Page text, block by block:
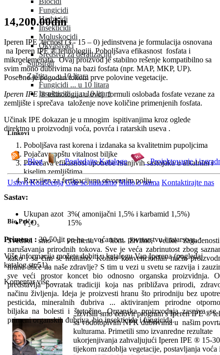
Fungicidi
Herbicidi
Insekticidi
Moluskocidi
Okvašivači
Sredstva za deratizaciju
Supstrati
Zaštita ... u 10 litara
Fungicidi ... u 10 litara
Insekticidi ... u 10 litara
Linkovi
Blog Pogledajte Kataloge Projektovanje i
Uslovi Korišćenja Gde se nalazimo Malo o nama Kontaktirajte nas
Bio Priča
Svedoci smo u vremenu u kom živimo, velike
narušavanja prirodnih tokova. Sve je veća zabrinutost zbog
kako i sa čim se hranimo. Koliko konvencionlan način
hrane utiče na naše zdravlje? S tim u vezi u svetu se razvija i
sve veći prostor koncet bio odnosno organska proizvidnja.
predstavlja povratak tradiciji koja nas približava prirodi,
načinu življenja. Ideja je proizvesti hranu što prirodniju bez
pesticida, mineralnih đubriva ... aktiviranjem prirodne
biljaka na bolesti i štetočine. Organska proizvodnja zasniva se
primeni organskih đubriva, bio insekticida i fungicida.
14,200.00din
Iperen IPE tečnost (3 - 15 – 0) jedinstvena je formulacija osnovana
na Iperen IPE ® tehnologiji. Poboljšava efikasnost fosfata i
mikroelemenata. Ovaj proizvod je stabilno rešenje kompatibilno sa
svim mono đubrivima na bazi fosfata (npr. MAP, MKP, UP).
Posebno je pogodan tokom prve polovine vegetacije.
Iperen IPE ®tehnologija u ovoj formuli oslobađa fosfate vezane za
zemljište i sprečava taloženje nove količine primenjenih fosfata.
Učinak IPE dokazan je u mnogim ispitivanjima kroz oglede
direktno u proizvodnji voća, povrća i ratarskih useva .
Poboljšava rast korena i izdanaka sa kvalitetnim pupoljcima
Pojačava opštu vitalnost biljke
Povećava efikasnost upotrebe hranjivih sastojaka u alkalnim i
kiselim zemljištima
Razvijen za fertigacijuna otvorenim polju.
Sastav:
Ukupan azot 3%( amonijačni 1,5% i karbamid 1,5%)
P₂O₅ 15%
Primena : 30-50 lit po ha u voćarstvu, povrtarstvu i ratarstvu.
Više informacija možete dobiti u katalogu Van Iperena (pogledaj
katalog str.51).
Komentar više ...
„Izvršili smo celovit program s Iperen IPE ®
sa vodotopivim NPK đubrivima u našim
kulturama. Primetili smo izvanredne rezultate
ukorjenjivanja zahvaljujući Iperen IPE ® 15-
tijekom razdoblja vegetacije, postavljanja voća